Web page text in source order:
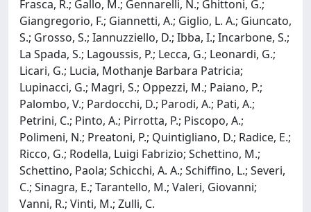
Frasca, R.; Gallo, M.; Gennarelli, N.; Ghittoni, G.;
Giangregorio, F.; Giannetti, A.; Giglio, L. A.; Giuncato,
S.; Grosso, S.; Iannuzziello, D.; Ibba, I.; Incarbone, S.;
La Spada, S.; Lagoussis, P.; Lecca, G.; Leonardi, G.;
Licari, G.; Lucia, Mothanje Barbara Patricia;
Lupinacci, G.; Magri, S.; Oppezzi, M.; Paiano, P.;
Palombo, V.; Pardocchi, D.; Parodi, A.; Pati, A.;
Petrini, C.; Pinto, A.; Pirrotta, P.; Piscopo, A.;
Polimeni, N.; Preatoni, P.; Quintigliano, D.; Radice, E.;
Ricco, G.; Rodella, Luigi Fabrizio; Schettino, M.;
Schettino, Paola; Schicchi, A. A.; Schiffino, L.; Severi,
C.; Sinagra, E.; Tarantello, M.; Valeri, Giovanni;
Vanni, R.; Vinti, M.; Zulli, C.